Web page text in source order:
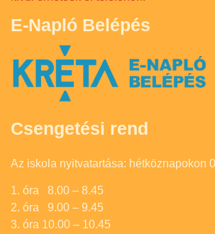
E-Napló Belépés
Csengetési rend
Az iskola nyitvatartása: hétköznapokon
1. óra 8.00 – 8.45
2. óra 9.00 – 9.45
3. óra 10.00 – 10.45